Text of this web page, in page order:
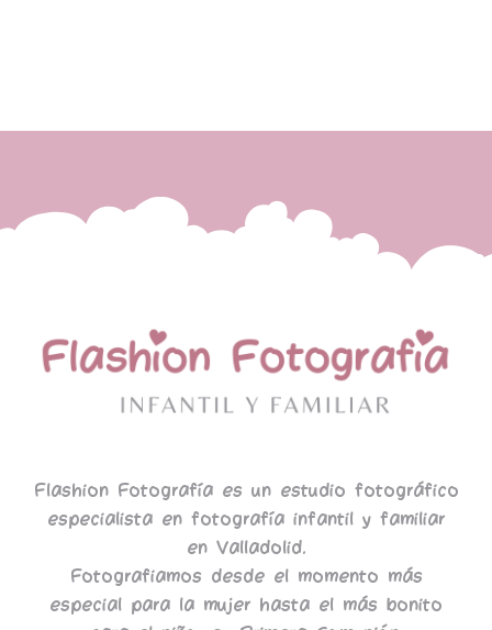
Flashion Fotografía es un estudio fotográfico
especialista en fotografía infantil y familiar
en Valladolid.
Fotografiamos desde el momento más
especial para la mujer hasta el más bonito